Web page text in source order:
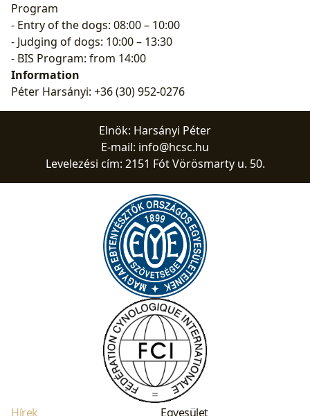
Program
- Entry of the dogs: 08:00 – 10:00
- Judging of dogs: 10:00 – 13:30
- BIS Program: from 14:00
Information
Péter Harsányi: +36 (30) 952-0276
Elnök: Harsányi Péter
E-mail: info@hcsc.hu
Levelezési cím: 2151 Fót Vörösmarty u. 50.
Hírek Egyesület